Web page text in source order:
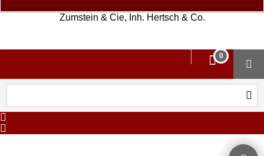
Zumstein & Cie, Inh. Hertsch & Co.
0